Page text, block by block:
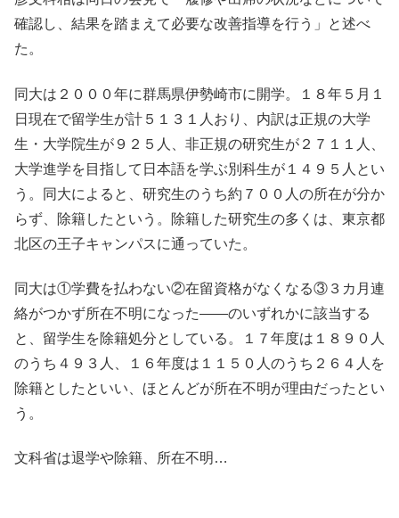
確認し、結果を踏まえて必要な改善指導を行う」と述べ
た。
同大は２０００年に群馬県伊勢崎市に開学。１８年５月１
日現在で留学生が計５１３１人おり、内訳は正規の大学
生・大学院生が９２５人、非正規の研究生が２７１１人、
大学進学を目指して日本語を学ぶ別科生が１４９５人とい
う。同大によると、研究生のうち約７００人の所在が分か
らず、除籍したという。除籍した研究生の多くは、東京都
北区の王子キャンパスに通っていた。
同大は①学費を払わない②在留資格がなくなる③３カ月連
絡がつかず所在不明になった――のいずれかに該当する
と、留学生を除籍処分としている。１７年度は１８９０人
のうち４９３人、１６年度は１１５０人のうち２６４人を
除籍としたといい、ほとんどが所在不明が理由だったとい
う。
文科省は退学や除籍、所在不明…